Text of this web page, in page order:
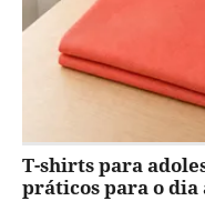
T-shirts para
práticos para o dia